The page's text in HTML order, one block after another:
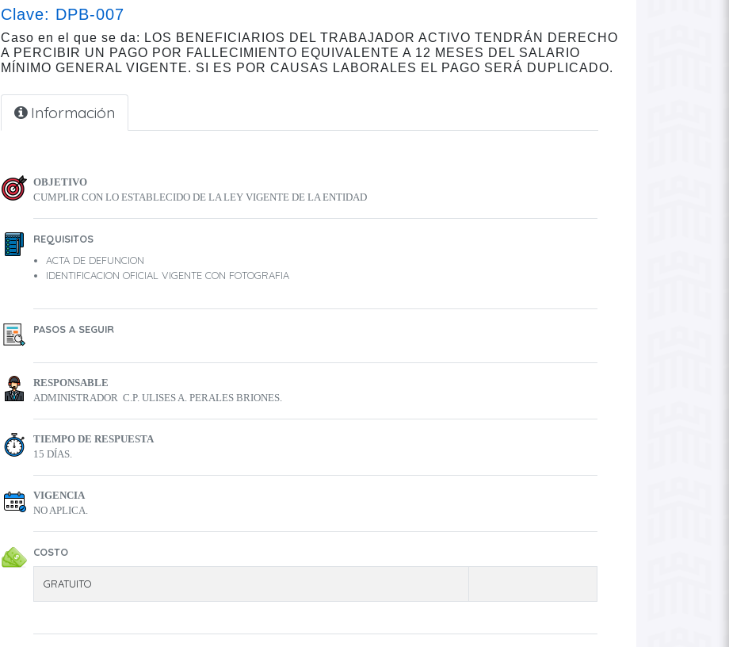
Clave: DPB-007
Caso en el que se da: LOS BENEFICIARIOS DEL TRABAJADOR ACTIVO TENDRÁN DERECHO
A PERCIBIR UN PAGO POR FALLECIMIENTO EQUIVALENTE A 12 MESES DEL SALARIO
MÍNIMO GENERAL VIGENTE. SI ES POR CAUSAS LABORALES EL PAGO SERÁ DUPLICADO.
Información
OBJETIVO
CUMPLIR CON LO ESTABLECIDO DE LA LEY VIGENTE DE LA ENTIDAD
REQUISITOS
ACTA DE DEFUNCION
IDENTIFICACION OFICIAL VIGENTE CON FOTOGRAFIA
PASOS A SEGUIR
RESPONSABLE
ADMINISTRADOR  C.P. ULISES A. PERALES BRIONES.
TIEMPO DE RESPUESTA
15 DÍAS.
VIGENCIA
NO APLICA.
COSTO
GRATUITO